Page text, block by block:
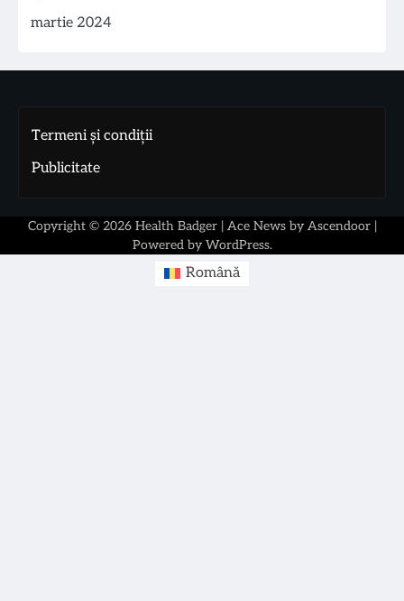
martie 2024
Termeni și condiții
Publicitate
Copyright © 2026 Health Badger| Ace News by Ascendoor|
Powered by WordPress.
Română